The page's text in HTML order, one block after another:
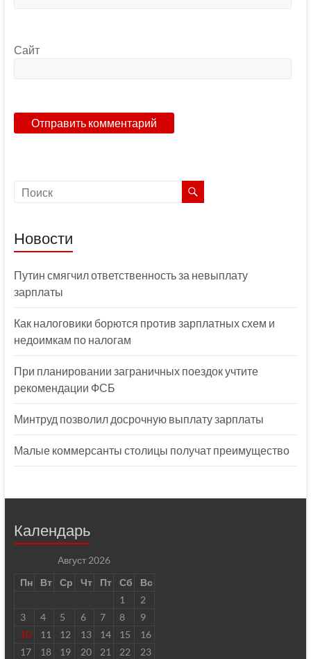
Сайт
Новости
Путин смягчил ответственность за невыплату
зарплаты
Как налоговики борются против зарплатных схем и
недоимкам по налогам
При планировании заграничных поездок учтите
рекомендации ФСБ
Минтруд позволил досрочную выплату зарплаты
Малые коммерсанты столицы получат преимущество
Календарь
Август 2026
Пн
Вт Ср Чт Пт Сб
Вс
1
2
3
4 5 6 7 8
9
10
11 12 13 14 15
16
17
18 19 20 21 22
23